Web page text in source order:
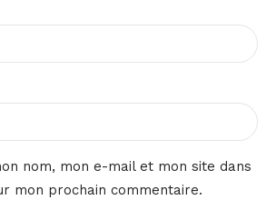
nom, mon e-mail et mon site dans
mon prochain commentaire.